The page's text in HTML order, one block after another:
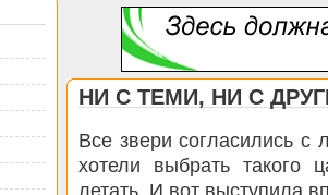
НИ С ТЕМИ, НИ С
Все звери согласились
хотели выбрать такого
летать. И вот выступила